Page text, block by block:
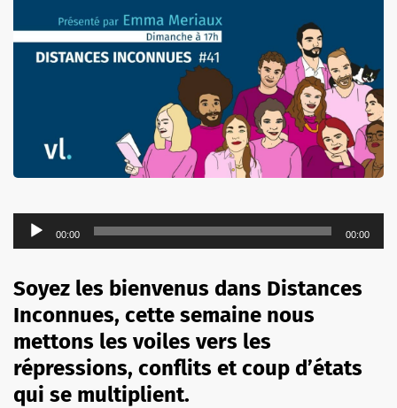
Lecteur
audio
00:00 00:00
Soyez les bienvenus dans Distances
Inconnues, cette semaine nous
mettons les voiles vers les
répressions, conflits et coup d’états
qui se multiplient.